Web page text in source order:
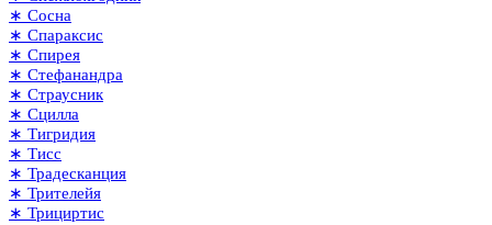
∗ Сосна
∗ Спараксис
∗ Спирея
∗ Стефанандра
∗ Страусник
∗ Сцилла
∗ Тигридия
∗ Тисс
∗ Традесканция
∗ Трителейя
∗ Трициртис